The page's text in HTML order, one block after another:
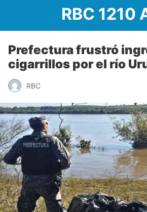
RBC 1210
Prefectura frustró
cigarrillos por el río
RBC